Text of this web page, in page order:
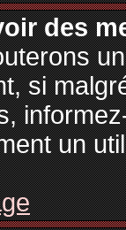
des
si
un